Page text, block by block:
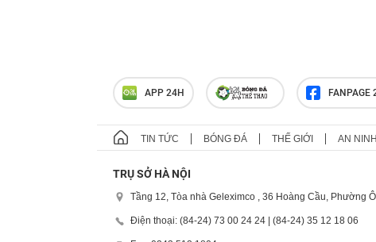
APP 24H FANPAGE
TIN TỨC BÓNG ĐÁ THẾ GIỚI AN
TRỤ SỞ HÀ NỘI
Tầng 12, Tòa nhà Geleximco , 36 Hoàng Cầu, Phường
Điện thoại: (84-24) 73 00 24 24 | (84-24) 35 12 18 06